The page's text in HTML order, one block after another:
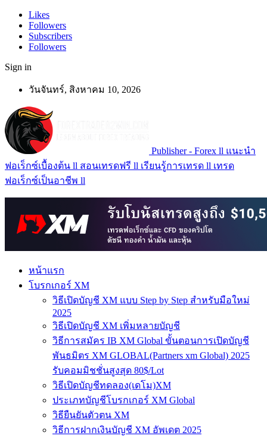
Likes
Followers
Subscribers
Followers
Sign in
วันจันทร์, สิงหาคม 10, 2026
Publisher - Forex ll แนะนำ
ฟอเร็กซ์เบื้องต้น ll สอนเทรดฟรี ll เรียนรู้การเทรด ll เทรด
ฟอเร็กซ์เป็นอาชีพ ll
หน้าแรก
โบรกเกอร์ XM
วิธีเปิดบัญชี XM แบบ Step by Step สำหรับมือใหม่
2025
วิธีเปิดบัญชี XM เพิ่มหลายบัญชี
วิธีการสมัคร IB XM Global ขั้นตอนการเปิดบัญชี
พันธมิตร XM GLOBAL(Partners xm Global) 2025
รับคอมมิชชั่นสูงสุด 80$/Lot
วิธีเปิดบัญชีทดลอง(เดโม)XM
ประเภทบัญชีโบรกเกอร์ XM Global
วิธียืนยันตัวตน XM
วิธีการฝากเงินบัญชี XM อัพเดต 2025